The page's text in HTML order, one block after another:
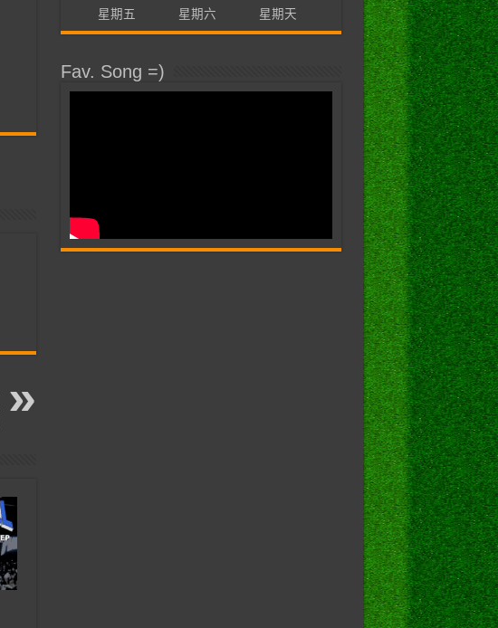
星期五 星期六 星期天
Fav. Song =)